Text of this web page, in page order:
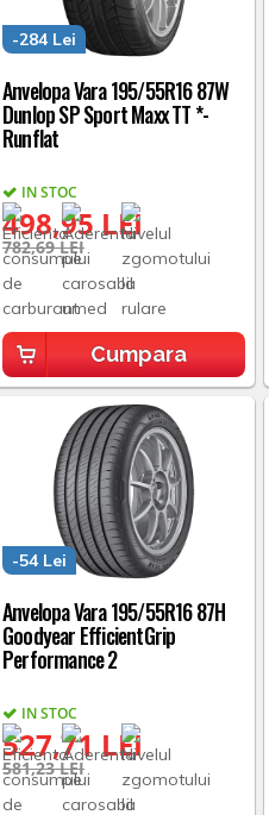
Anvelopa Vara 195/55R16 87W
Dunlop SP Sport Maxx TT *-
Runflat
IN STOC
498,95 LEI
-284 Lei
782,69 LEI
Cumpara
Anvelopa Vara 195/55R16 87H
Goodyear EfficientGrip
Performance 2
IN STOC
527,71 LEI
-54 Lei
581,23 LEI